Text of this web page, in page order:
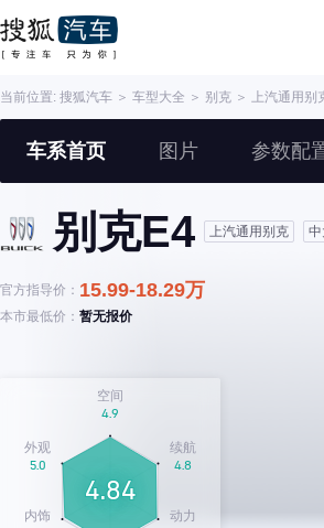
当前位置: 搜狐汽车 ＞ 车型大全 ＞ 别克 ＞ 上汽通用别
车系首页 图片 参数配
别克E4 上汽通用别克
官方指导价： 15.99-18.29万
本市最低价： 暂无报价